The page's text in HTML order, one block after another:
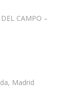
CAMPO –
Madrid